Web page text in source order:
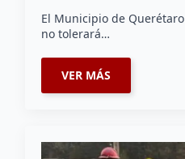
El Municipio de
no tolerará…
VER MÁS